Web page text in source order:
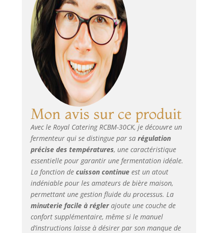
fonctionnement
sûr grâce à un
protecteur
thermique TCO de
pointe Simplicité –
fermenteur facile à
utiliser et à
nettoyer Durabilité
– design de qualité
robuste
Mon avis sur ce produit
Avec le Royal Catering RCBM-30CK, je découvre un
fermenteur qui se distingue par sa régulation
précise des températures, une caractéristique
essentielle pour garantir une fermentation idéale.
La fonction de cuisson continueest un atout
indéniable pour les amateurs de bière maison,
permettant une gestion fluide du processus. La
minuterie facile à réglerajoute une couche de
confort supplémentaire, même si le manuel
d’instructions laisse à désirer par son manque de